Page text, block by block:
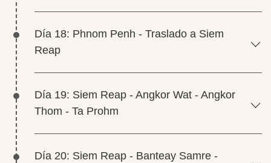
Día 18: Phnom Penh - Traslado a Siem
Reap
Día 19: Siem Reap - Angkor Wat - Angkor
Thom - Ta Prohm
Día 20: Siem Reap - Banteay Samre -